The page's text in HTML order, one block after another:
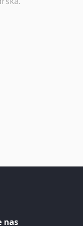
nas